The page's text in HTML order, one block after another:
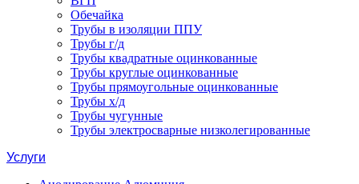
Обечайка
Трубы в изоляции ППУ
Трубы г/д
Трубы квадратные оцинкованные
Трубы круглые оцинкованные
Трубы прямоугольные оцинкованные
Трубы х/д
Трубы чугунные
Трубы электросварные низколегированные
Услуги